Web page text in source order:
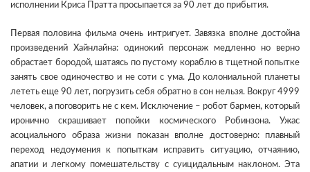
исполнении Криса Пратта просыпается за 90 лет до прибытия.
Первая половина фильма очень интригует. Завязка вполне достойна
произведений Хайнлайна: одинокий персонаж медленно но верно
обрастает бородой, шатаясь по пустому кораблю в тщетной попытке
занять свое одиночество и не соти с ума. До колониальной планеты
лететь еще 90 лет, погрузить себя обратно в сон нельзя. Вокруг 4999
человек, а поговорить не с кем. Исключение – робот бармен, который
иронично скрашивает попойки космического Робинзона. Ужас
асоциального образа жизни показан вполне достоверно: плавный
переход недоумения к попыткам исправить ситуацию, отчаянию,
апатии и легкому помешательству с суицидальным наклоном. Эта